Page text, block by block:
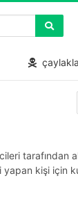
tarafından
yapan kişi için